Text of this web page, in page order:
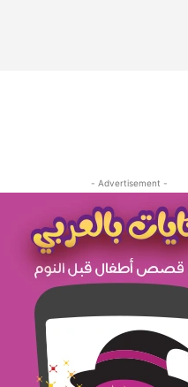
- Advertisement -